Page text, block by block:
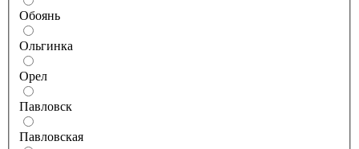
Обоянь
Ольгинка
Орел
Павловск
Павловская